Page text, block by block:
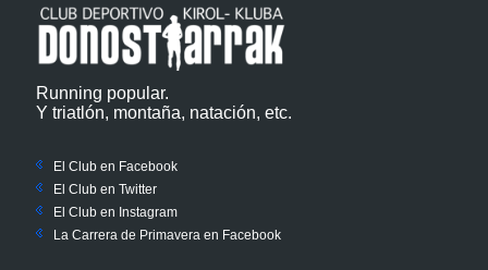
Running popular.
Y triatlón, montaña, natación, etc.
El Club en Facebook
El Club en Twitter
El Club en Instagram
La Carrera de Primavera en Facebook